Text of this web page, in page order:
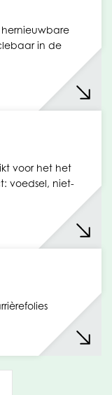
hernieuwbare
in de
voor het het
voedsel, niet-